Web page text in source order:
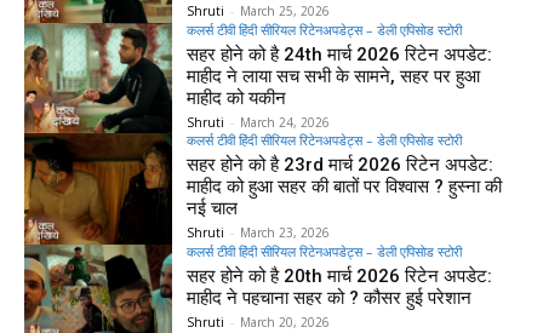
Shruti - March 25, 2026
कलर्स टीवी हिंदी सीरियल रिटेनअपडेट्स – डेली एपिसोड स्टोरी
सहर होने को है 24th मार्च 2026 रिटेन अपडेट:
माहीद ने लाया सच सभी के सामने, सहर पर हुआ
माहीद को यकीन
Shruti - March 24, 2026
कलर्स टीवी हिंदी सीरियल रिटेनअपडेट्स – डेली एपिसोड स्टोरी
सहर होने को है 23rd मार्च 2026 रिटेन अपडेट:
माहीद को हुआ सहर की बातों पर विश्वास ? हुस्ना की
नई चाल
Shruti - March 23, 2026
कलर्स टीवी हिंदी सीरियल रिटेनअपडेट्स – डेली एपिसोड स्टोरी
सहर होने को है 20th मार्च 2026 रिटेन अपडेट:
माहीद ने पहचाना सहर को ? कौसर हुई परेशान
Shruti - March 20, 2026